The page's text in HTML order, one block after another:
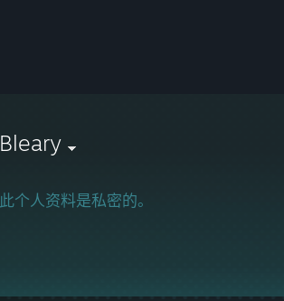
Bleary
此个人资料是私密的。